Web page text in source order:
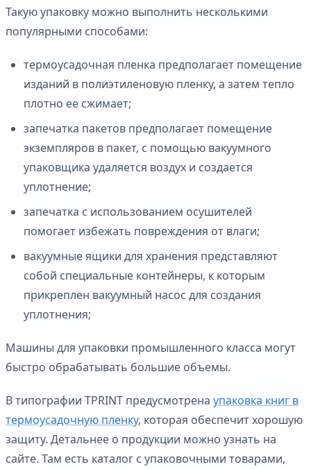
Такую упаковку можно выполнить несколькими
популярными способами:
термоусадочная пленка предполагает помещение
изданий в полиэтиленовую пленку, а затем тепло
плотно ее сжимает;
запечатка пакетов предполагает помещение
экземпляров в пакет, с помощью вакуумного
упаковщика удаляется воздух и создается
уплотнение;
запечатка с использованием осушителей
помогает избежать повреждения от влаги;
вакуумные ящики для хранения представляют
собой специальные контейнеры, к которым
прикреплен вакуумный насос для создания
уплотнения;
Машины для упаковки промышленного класса могут
быстро обрабатывать большие объемы.
В типографии TPRINT предусмотрена упаковка книг в
термоусадочную пленку, которая обеспечит хорошую
защиту. Детальнее о продукции можно узнать на
сайте. Там есть каталог с упаковочными товарами,